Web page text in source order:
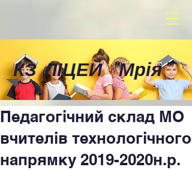
КЗ ЛІЦЕЙ"Мрія"
Педагогічний склад МО
вчителів технологічного
напрямку 2019-2020н.р.